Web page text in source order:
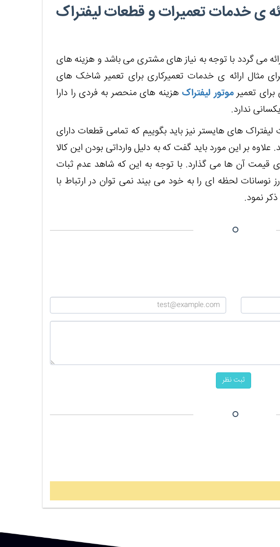
ی خدمات تعمیرات و قطعات لیفتراک
می گردد با توجه به نیاز های مشتری می باشد و هزینه های
مثال ارائه ی خدمات تعمیرکاری برای تعمیر شاخک های
برای تعمیرموتور لیفتراک هزینه های منحصر به فردی را دارا
ندارد.
های هایستر نیز باید بگوییم که تمامی قطعات دارای
بر این مورد باید گفت که به دلیل وارداتی بودن این کالا
قیمت آن ها می گذارد. با توجه به این که شاهد عدم ثبات
نوسانات لحظه ای را به خود می بیند نمی توان در ارتباط با
نمود.
ثبت نظر